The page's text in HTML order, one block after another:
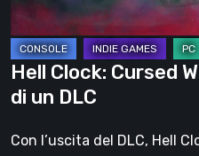
di
un
DLC
Hell Clock: Cursed
di un DLC
Con l’uscita del DLC, Hell